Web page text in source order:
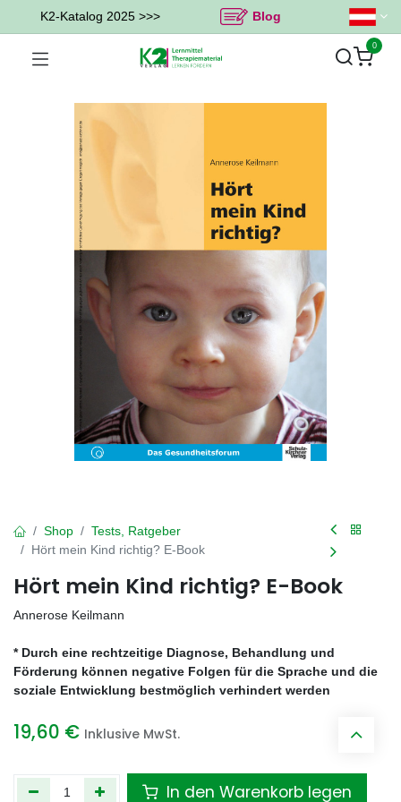
K2-Katalog 2025 >>> Blog
0
Shop
Tests, Ratgeber
Hört mein Kind richtig? E-Book
Hört mein Kind richtig? E-Book
Annerose Keilmann
* Durch eine rechtzeitige Diagnose, Behandlung und
Förderung können negative Folgen für die Sprache und die
soziale Entwicklung bestmöglich verhindert werden
19,60 € Inklusive MwSt.
In den Warenkorb legen